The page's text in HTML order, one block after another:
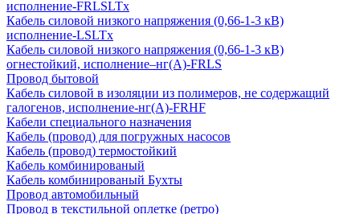
исполнение-FRLSLTx
Кабель силовой низкого напряжения (0,66-1-3 кВ)
исполнение-LSLTx
Кабель силовой низкого напряжения (0,66-1-3 кВ)
огнестойкий, исполнение–нг(А)-FRLS
Провод бытовой
Кабель силовой в изоляции из полимеров, не содержащий
галогенов, исполнение-нг(А)-FRHF
Кабели специального назначения
Кабель (провод) для погружных насосов
Кабель (провод) термостойкий
Кабель комбинированый
Кабель комбинированый Бухты
Провод автомобильный
Провод в текстильной оплетке (ретро)